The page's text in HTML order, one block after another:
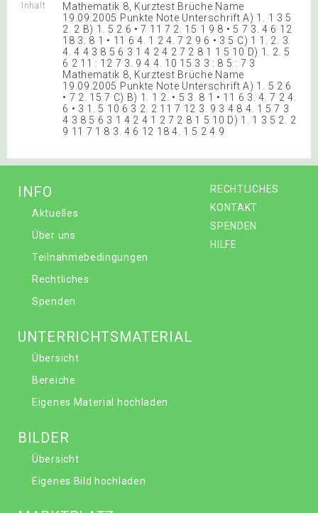
Inhalt
Mathematik 8, Kurztest Brüche Name
19.09.2005 Punkte Note Unterschrift A) 1. 1 3 5
2. 2 B) 1. 5 2 6 • 7 11 7 2. 15 1 9 8 • 5 7 3. 4 6 12
18 3. 8 1 • 11 6 4. 1 2 4. 7 2 9 6 • 3 5 C) 1 1. 2. 3.
4. 4 4 3 8 5 6 3 1 4 2 4 2 7 2 8 1 1 5 10 D) 1. 2. 5
6 2 11 : 12 7 3. 9 4 4. 10 15 3 3 : 8 5 : 7 3
Mathematik 8, Kurztest Brüche Name
19.09.2005 Punkte Note Unterschrift A) 1. 5 2 6
• 7 2. 15 7 C) B) 1. 1 2. • 5 3. 8 1 • 11 6 3. 4. 7 2 4.
6 • 3 1. 5 10 6 3 2. 2 11 7 12 3. 9 3 4 8 4. 1 5 7 3
4 3 8 5 6 3 1 4 2 4 1 2 7 2 8 1 5 10 D) 1. 1 3 5 2. 2
9 11 7 1 8 3. 4 6 12 18 4. 1 5 2 4 9
RECHTLICHES
KONTAKT
SPENDEN
HILFE
INFO
Aktuelles
Über uns
Teilnahmebedingungen
Rechtliches
Spenden
UNTERRICHTSMATERIAL
Übersicht
Bereiche
Eigenes Material hochladen
BILDER
Übersicht
Eigenes Bild hochladen